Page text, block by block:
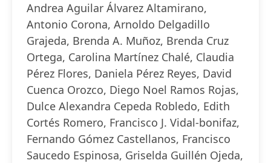
Andrea Aguilar Álvarez Altamirano,
Antonio Corona, Arnoldo Delgadillo
Grajeda, Brenda A. Muñoz, Brenda Cruz
Ortega, Carolina Martínez Chalé, Claudia
Pérez Flores, Daniela Pérez Reyes, David
Cuenca Orozco, Diego Noel Ramos Rojas,
Dulce Alexandra Cepeda Robledo, Edith
Cortés Romero, Francisco J. Vidal-bonifaz,
Fernando Gómez Castellanos, Francisco
Saucedo Espinosa, Griselda Guillén Ojeda,